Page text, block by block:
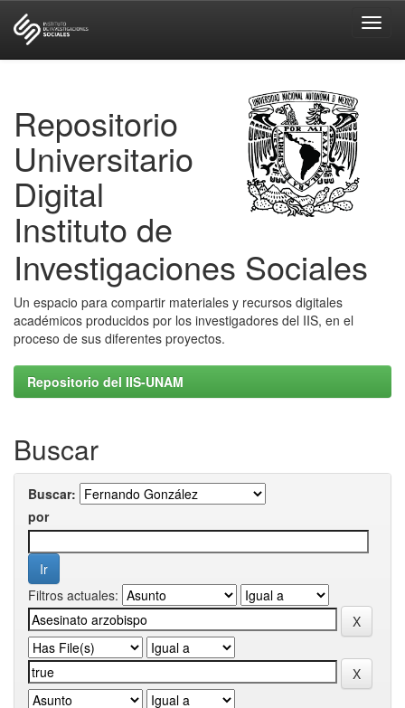
Repositorio
Universitario
Digital
Instituto de
Investigaciones Sociales
Un espacio para compartir materiales y recursos digitales
académicos producidos por los investigadores del IIS, en el
proceso de sus diferentes proyectos.
Repositorio del IIS-UNAM
Buscar
Buscar:
por
Filtros actuales: